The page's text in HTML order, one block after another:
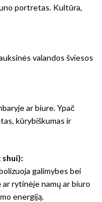
portretas. Kultūra,
valandos šviesos
ar biure. Ypač
kūrybiškumas ir
galimybes bei
rytinėje namų ar biuro
energiją.